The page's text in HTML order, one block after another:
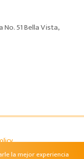
51 Bella Vista,
© 2026
la mejor experiencia